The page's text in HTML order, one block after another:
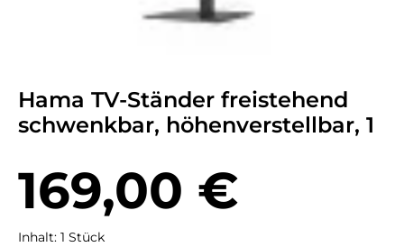
Hama TV-Ständer freistehend
schwenkbar, höhenverstellbar, 1
169,00 €
Inhalt: 1 Stück